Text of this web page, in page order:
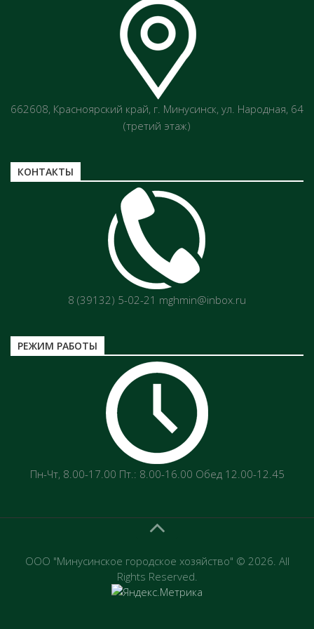
662608, Красноярский край, г. Минусинск, ул. Народная, 64
(третий этаж)
КОНТАКТЫ
8 (39132) 5-02-21 mghmin@inbox.ru
РЕЖИМ РАБОТЫ
Пн-Чт‚ 8.00-17.00 Пт.: 8.00-16.00 Обед 12.00-12.45
ООО "Минусинское городское хозяйство" © 2026. All
Rights Reserved.